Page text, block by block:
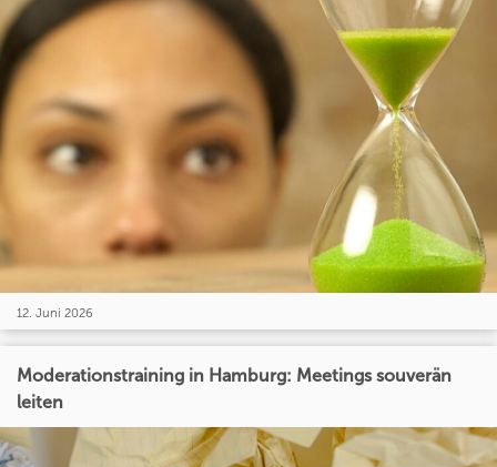
12. Juni 2026
Moderationstraining in Hamburg: Meetings souverän
leiten